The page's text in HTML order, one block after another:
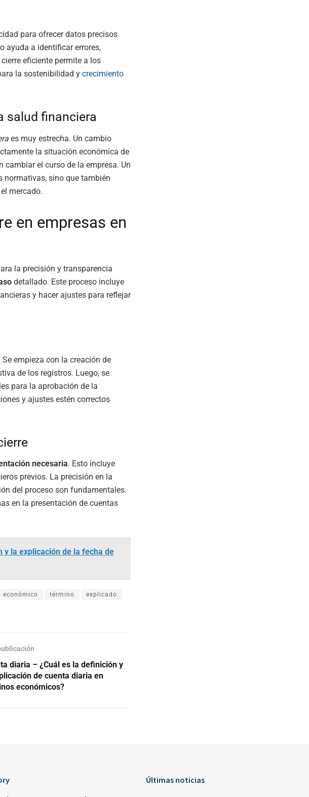
para ofrecer datos precisos
ayuda a identificar errores,
eficiente permite a los
la sostenibilidad y crecimiento
salud financiera
es muy estrecha. Un cambio
la situación económica de
el curso de la empresa. Un
normativas, sino que también
mercado.
en empresas en
la precisión y transparencia
detallado. Este proceso incluye
y hacer ajustes para reflejar
empieza con la creación de
de los registros. Luego, se
para la aprobación de la
y ajustes estén correctos
necesaria. Esto incluye
previos. La precisión en la
del proceso son fundamentales.
en la presentación de cuentas
y la explicación de la fecha de
económico término explicado
diaria – ¿Cuál es la definición y
de cuenta diaria en
económicos?
Últimas noticias